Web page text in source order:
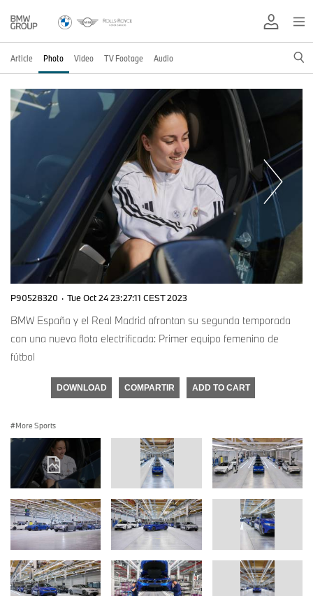
Article Photo Video TV Footage Audio
P90528320 · Tue Oct 24 23:27:11 CEST 2023
BMW España y el Real Madrid afrontan su segunda temporada
con una nueva flota electrificada: Primer equipo femenino de
fútbol
DOWNLOAD COMPARTIR ADD TO CART
More Sports